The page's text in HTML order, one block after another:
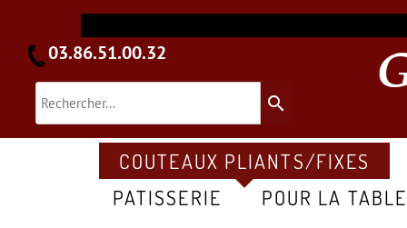
search
COUTEAUX PLIANTS/FIXES
PATISSERIE
POUR LA TABLE
03.86.51.00.32